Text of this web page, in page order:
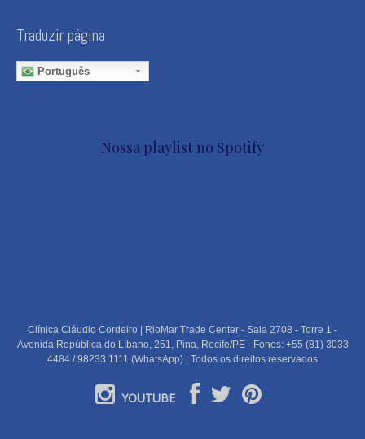
Traduzir página
Português
Nossa playlist no Spotify
Clínica Cláudio Cordeiro | RioMar Trade Center - Sala 2708 - Torre 1 -
Avenida República do Líbano, 251, Pina, Recife/PE - Fones: +55 (81) 3033
4484 / 98233 1111 (WhatsApp) | Todos os direitos reservados
YOUTUBE